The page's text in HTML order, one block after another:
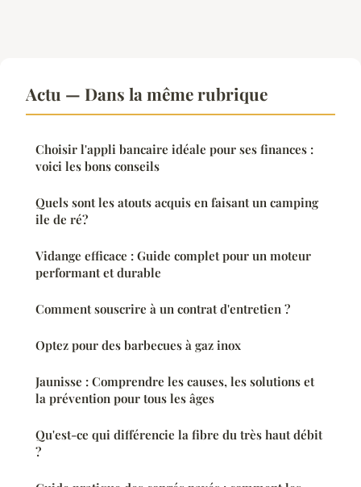
Actu — Dans la même rubrique
Choisir l'appli bancaire idéale pour ses finances :
voici les bons conseils
Quels sont les atouts acquis en faisant un camping
ile de ré?
Vidange efficace : Guide complet pour un moteur
performant et durable
Comment souscrire à un contrat d'entretien ?
Optez pour des barbecues à gaz inox
Jaunisse : Comprendre les causes, les solutions et
la prévention pour tous les âges
Qu'est-ce qui différencie la fibre du très haut débit
?